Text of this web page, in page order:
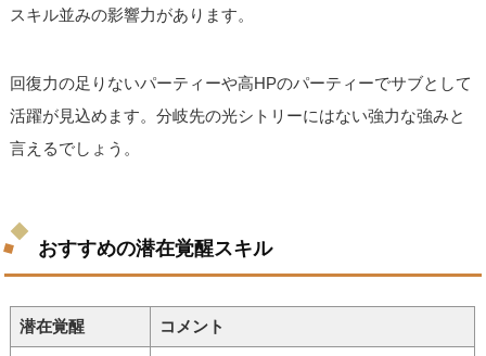
スキル並みの影響力があります。
回復力の足りないパーティーや高HPのパーティーでサブとして
活躍が見込めます。分岐先の光シトリーにはない強力な強みと
言えるでしょう。
おすすめの潜在覚醒スキル
潜在覚醒 コメント